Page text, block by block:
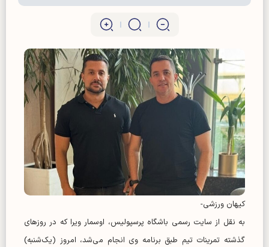
کیهان ورزشی-
به نقل از سایت رسمی باشگاه پرسپولیس، اوسمار ویرا که در روز‌های
گذشته تمرینات تیم طبق برنامه وی انجام می‌شد، امروز (یک‌شنبه)